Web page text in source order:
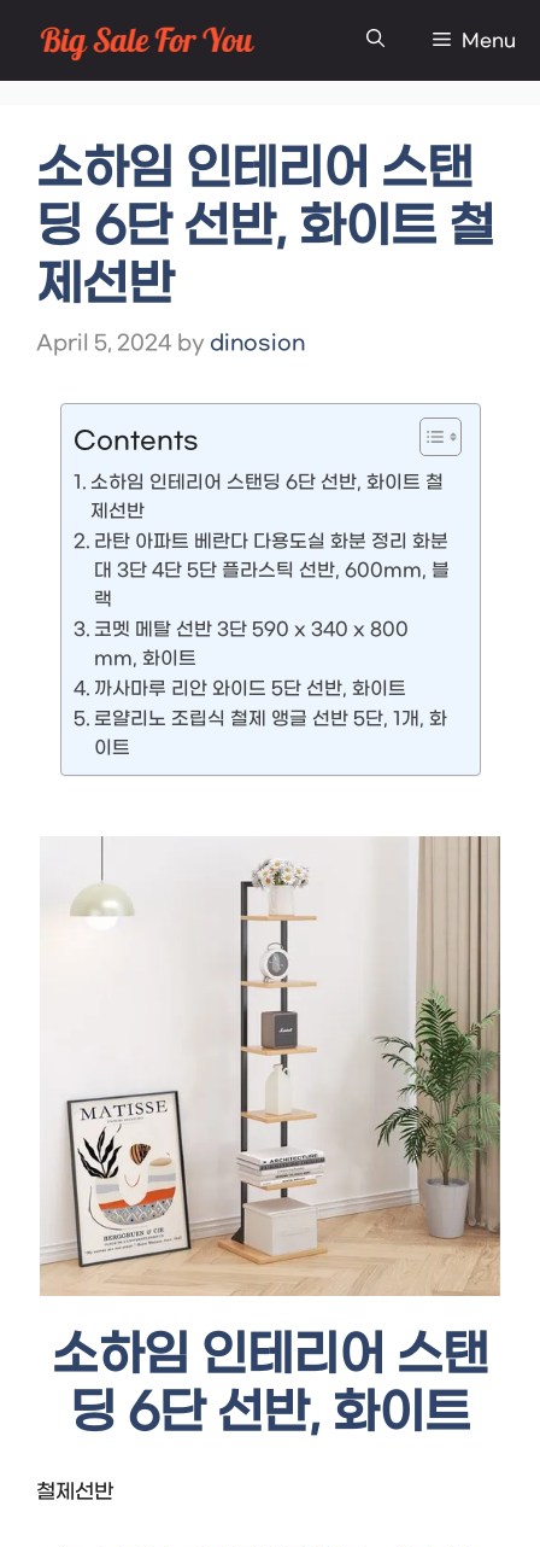
Skip
to
Menu
소하임 인테리어 스탠
딩 6단 선반, 화이트 철
제선반
April 5, 2024 by dinosion
Contents
소하임 인테리어 스탠딩 6단 선반, 화이트 철
제선반
라탄 아파트 베란다 다용도실 화분 정리 화분
대 3단 4단 5단 플라스틱 선반, 600mm, 블
랙
코멧 메탈 선반 3단 590 x 340 x 800
mm, 화이트
까사마루 리안 와이드 5단 선반, 화이트
로얄리노 조립식 철제 앵글 선반 5단, 1개, 화
이트
소하임 인테리어 스탠
딩 6단 선반, 화이트
철제선반